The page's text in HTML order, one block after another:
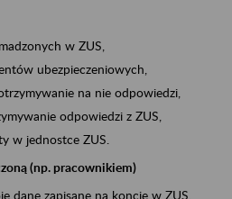
w ZUS,
ubezpieczeniowych,
na nie odpowiedzi,
odpowiedzi z ZUS,
w jednostce ZUS.
(np. pracownikiem)
dane zapisane na koncie w ZUS,